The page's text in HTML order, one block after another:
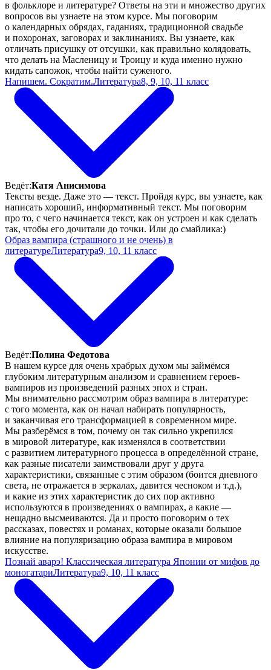
в фольклоре и литературе? Ответы на эти и множество других
вопросов вы узнаете на этом курсе. Мы поговорим
о календарных обрядах, гаданиях, традиционной свадьбе
и похоронах, заговорах и заклинаниях. Вы узнаете, как
отличать присушку от отсушки, как правильно колядовать,
что делать на Масленицу и Троицу и куда именно нужно
кидать сапожок, чтобы найти суженого.
Напишем. Сократим.Литература8, 9, 10, 11 класс
Ведёт:Катя Анисимова
Тексты везде. Даже это — текст. Пройдя курс, вы узнаете, как
написать хороший, информативный текст. Мы поговорим
про то, с чего начинается текст, как он устроен и как сделать
так, чтобы его дочитали до точки. Или до смайлика:)
Образ вампира (страшного и не очень) в
литературеЛитература9, 10, 11 класс
Ведёт:Полина Федотова
В нашем курсе для очень храбрых духом мы займёмся
глубоким литературным анализом и сравнением героев-
вампиров из произведений разных эпох и стран.
Мы внимательно рассмотрим образ вампира в литературе:
с того момента, как он начал набирать популярность,
и заканчивая его трансформацией в современном мире.
Мы разберёмся в том, почему он так сильно укрепился
в мировой литературе, как изменялся в соответствии
с развитием литературного процесса в определённой стране,
как разные писатели заимствовали друг у друга
характеристики, связанные с этим образом (боится дневного
света, не отражается в зеркалах, давится чесноком и т.д.),
и какие из этих характеристик до сих пор активно
используются в произведениях о вампирах, а какие —
нещадно высмеиваются. Да и просто поговорим о тех
рассказах, повестях и романах, которые оказали большое
влияние на популяризацию образа вампира в мировом
искусстве.
Познай аварэ! Классическая литература Японии от мифов до
моногатариЛитература9, 10, 11 класс